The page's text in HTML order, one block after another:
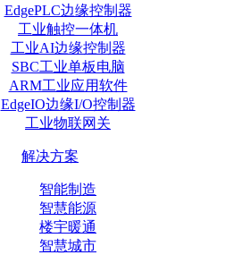
EdgePLC边缘控制器
工业触控一体机
工业AI边缘控制器
SBC工业单板电脑
ARM工业应用软件
EdgeIO边缘I/O控制器
工业物联网关
解决方案
智能制造
智慧能源
楼宇暖通
智慧城市